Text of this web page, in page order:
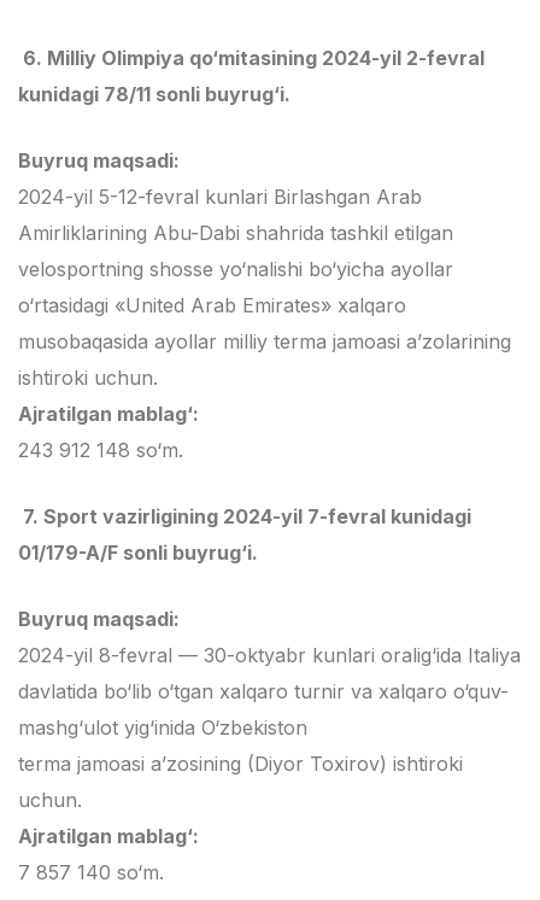
6. Milliy Olimpiya qo‘mitasining 2024-yil 2-fevral
kunidagi 78/11 sonli buyrug‘i.
Buyruq maqsadi:
2024-yil 5-12-fevral kunlari Birlashgan Arab
Amirliklarining Abu-Dabi shahrida tashkil etilgan
velosportning shosse yo‘nalishi bo‘yicha ayollar
o‘rtasidagi «United Arab Emirates» xalqaro
musobaqasida ayollar milliy terma jamoasi a’zolarining
ishtiroki uchun.
Ajratilgan mablag‘:
243 912 148 so‘m.
7. Sport vazirligining 2024-yil 7-fevral kunidagi
01/179-A/F sonli buyrug‘i.
Buyruq maqsadi:
2024-yil 8-fevral — 30-oktyabr kunlari oralig‘ida Italiya
davlatida bo‘lib o‘tgan xalqaro turnir va xalqaro o‘quv-
mashg‘ulot yig‘inida O‘zbekiston
terma jamoasi a’zosining (Diyor Toxirov) ishtiroki
uchun.
Ajratilgan mablag‘:
7 857 140 so‘m.